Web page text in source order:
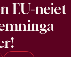
EU-neiet
–